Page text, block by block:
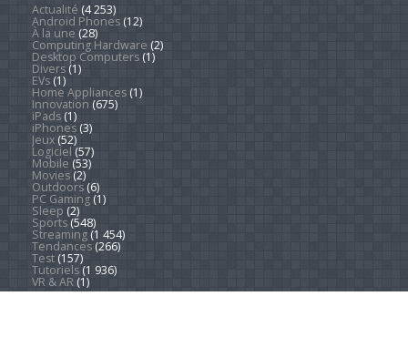
Actualité (4 253)
Android Phones(12)
À la une (28)
Computing Hardware (2)
Desktop Computers(1)
Divers(1)
EVs(1)
Home Appliances(1)
Innovation (675)
iPads(1)
iPhones(3)
Jeux(52)
Logiciel (57)
Mobile (53)
Movies(2)
Outdoors(6)
PC Gaming(1)
Sleep (2)
Sports(548)
Streaming(1 454)
Tendances(266)
Test(157)
Tutoriels(1 936)
VR & AR(1)